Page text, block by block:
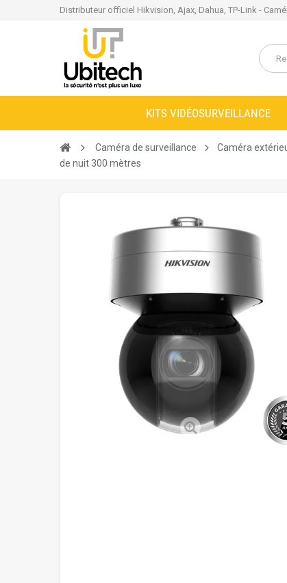
Distributeur officiel Hikvision, Ajax, Dahua, TP-Link -
KITS VIDÉOSURVEILLANCE
Caméra de surveillance Caméra
de nuit 300 mètres